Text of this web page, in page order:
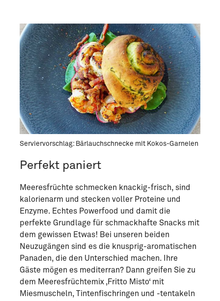
Serviervorschlag: Bärlauchschnecke mit Kokos-Garnelen
Perfekt paniert
Meeresfrüchte schmecken knackig-frisch, sind
kalorienarm und stecken voller Proteine und
Enzyme. Echtes Powerfood und damit die
perfekte Grundlage für schmackhafte Snacks mit
dem gewissen Etwas! Bei unseren beiden
Neuzugängen sind es die knusprig-aromatischen
Panaden, die den Unterschied machen. Ihre
Gäste mögen es mediterran? Dann greifen Sie zu
dem Meeresfrüchtemix ‚Fritto Misto‘ mit
Miesmuscheln, Tintenfischringen und -tentakeln